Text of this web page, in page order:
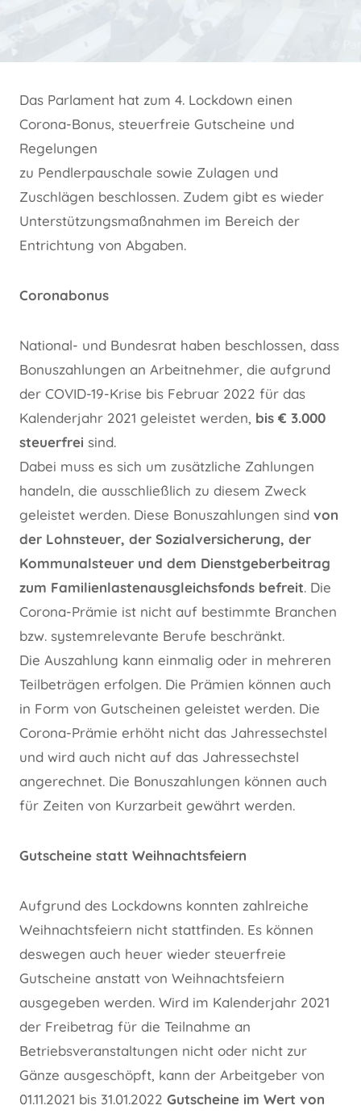
Das Parlament hat zum 4. Lockdown einen
Corona-Bonus, steuerfreie Gutscheine und
Regelungen
zu Pendlerpauschale sowie Zulagen und
Zuschlägen beschlossen. Zudem gibt es wieder
Unterstützungsmaßnahmen im Bereich der
Entrichtung von Abgaben.
Coronabonus
National- und Bundesrat haben beschlossen, dass
Bonuszahlungen an Arbeitnehmer, die aufgrund
der COVID-19-Krise bis Februar 2022 für das
Kalenderjahr 2021 geleistet werden, bis € 3.000
steuerfrei sind.
Dabei muss es sich um zusätzliche Zahlungen
handeln, die ausschließlich zu diesem Zweck
geleistet werden. Diese Bonuszahlungen sind von
der Lohnsteuer, der Sozialversicherung, der
Kommunalsteuer und dem Dienstgeberbeitrag
zum Familienlastenausgleichsfonds befreit. Die
Corona-Prämie ist nicht auf bestimmte Branchen
bzw. systemrelevante Berufe beschränkt.
Die Auszahlung kann einmalig oder in mehreren
Teilbeträgen erfolgen. Die Prämien können auch
in Form von Gutscheinen geleistet werden. Die
Corona-Prämie erhöht nicht das Jahressechstel
und wird auch nicht auf das Jahressechstel
angerechnet. Die Bonuszahlungen können auch
für Zeiten von Kurzarbeit gewährt werden.
Gutscheine statt Weihnachtsfeiern
Aufgrund des Lockdowns konnten zahlreiche
Weihnachtsfeiern nicht stattfinden. Es können
deswegen auch heuer wieder steuerfreie
Gutscheine anstatt von Weihnachtsfeiern
ausgegeben werden. Wird im Kalenderjahr 2021
der Freibetrag für die Teilnahme an
Betriebsveranstaltungen nicht oder nicht zur
Gänze ausgeschöpft, kann der Arbeitgeber von
01.11.2021 bis 31.01.2022 Gutscheine im Wert von